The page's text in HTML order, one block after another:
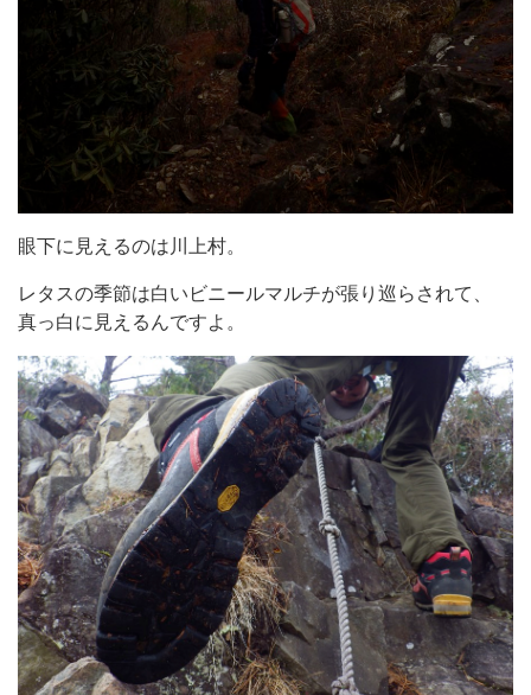
眼下に見えるのは川上村。
レタスの季節は白いビニールマルチが張り巡らされて、
真っ白に見えるんですよ。